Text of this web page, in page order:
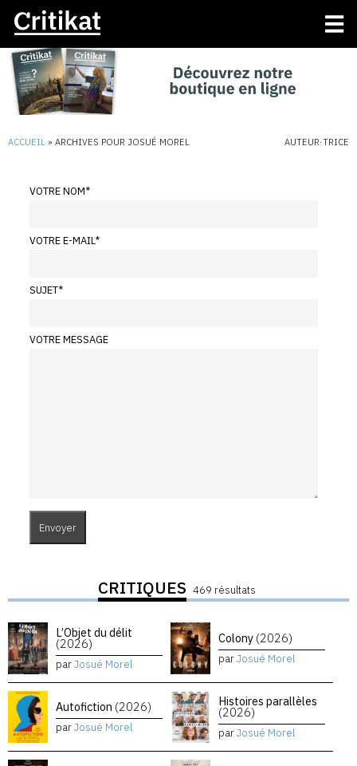
ACCUEIL » ARCHIVES POUR JOSUÉ MOREL AUTEUR·TRICE
VOTRE NOM*
VOTRE E-MAIL*
SUJET*
VOTRE MESSAGE
CRITIQUES 469 résultats
L’Objet du délit
(2026)
parJosué Morel
Colony (2026)
parJosué Morel
Autofiction (2026)
parJosué Morel
Histoires parallèles
(2026)
parJosué Morel